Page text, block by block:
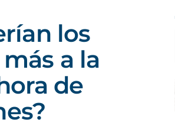
los
a la
de